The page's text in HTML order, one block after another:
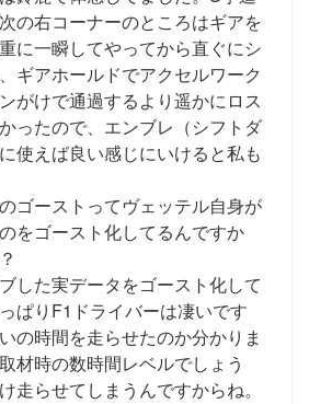
の右コーナーのところはギアを
に一瞬してやってから直ぐにシ
ギアホールドでアクセルワーク
がけで通過するより遥かにロス
ったので、エンブレ（シフトダ
使えば良い感じにいけると私も
ゴーストってヴェッテル自身が
をゴースト化してるんですか
した実データをゴースト化して
ぱりF1ドライバーは凄いです
の時間を走らせたのか分かりま
材時の数時間レベルでしょう
走らせてしまうんですからね。